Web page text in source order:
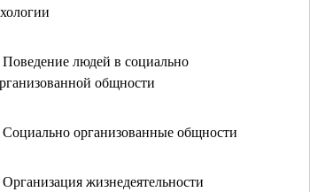
Поведение людей в социально
общности
Социально организованные общности
жизнедеятельности